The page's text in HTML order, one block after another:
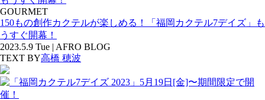
GOURMET
150もの創作カクテルが楽しめる！「福岡カクテル7デイズ」も
うすぐ開幕！
2023.5.9 Tue | AFRO BLOG
TEXT BY高橋 穂波